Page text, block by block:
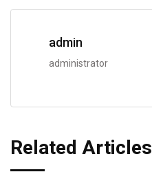
admin
administrator
Related Articles